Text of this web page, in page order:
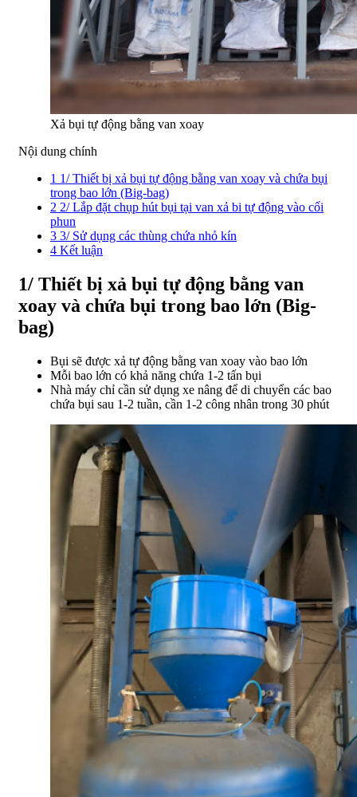
Xả bụi tự động bằng van xoay
Nội dung chính
1 1/ Thiết bị xả bụi tự động bằng van xoay và chứa bụi
trong bao lớn (Big-bag)
2 2/ Lắp đặt chụp hút bụi tại van xả bi tự động vào cối
phun
3 3/ Sử dụng các thùng chứa nhỏ kín
4 Kết luận
1/ Thiết bị xả bụi tự động bằng van
xoay và chứa bụi trong bao lớn (Big-
bag)
Bụi sẽ được xả tự động bằng van xoay vào bao lớn
Mỗi bao lớn có khả năng chứa 1-2 tấn bụi
Nhà máy chỉ cần sử dụng xe nâng để di chuyển các bao
chứa bụi sau 1-2 tuần, cần 1-2 công nhân trong 30 phút